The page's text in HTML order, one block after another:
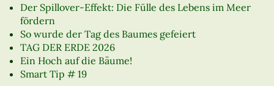
Der Spillover-Effekt: Die Fülle des Lebens im Meer
fördern
So wurde der Tag des Baumes gefeiert
TAG DER ERDE 2026
Ein Hoch auf die Bäume!
Smart Tip # 19